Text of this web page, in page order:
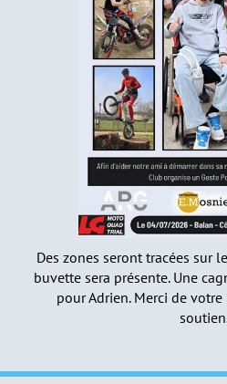
Des zones seront tracées sur
buvette sera présente. Une
pour Adrien. Merci de